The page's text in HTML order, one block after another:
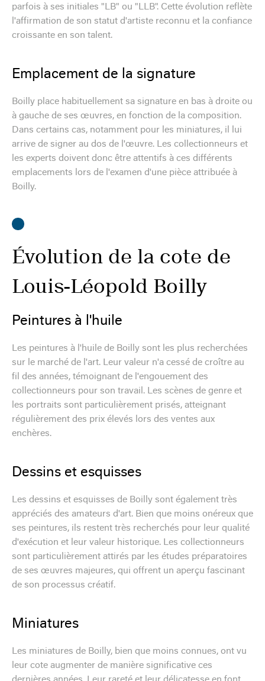
parfois à ses initiales "LB" ou "LLB". Cette évolution reflète
l'affirmation de son statut d'artiste reconnu et la confiance
croissante en son talent.
Emplacement de la signature
Boilly place habituellement sa signature en bas à droite ou
à gauche de ses œuvres, en fonction de la composition.
Dans certains cas, notamment pour les miniatures, il lui
arrive de signer au dos de l'œuvre. Les collectionneurs et
les experts doivent donc être attentifs à ces différents
emplacements lors de l'examen d'une pièce attribuée à
Boilly.
Évolution de la cote de
Louis-Léopold Boilly
Peintures à l'huile
Les peintures à l'huile de Boilly sont les plus recherchées
sur le marché de l'art. Leur valeur n'a cessé de croître au
fil des années, témoignant de l'engouement des
collectionneurs pour son travail. Les scènes de genre et
les portraits sont particulièrement prisés, atteignant
régulièrement des prix élevés lors des ventes aux
enchères.
Dessins et esquisses
Les dessins et esquisses de Boilly sont également très
appréciés des amateurs d'art. Bien que moins onéreux que
ses peintures, ils restent très recherchés pour leur qualité
d'exécution et leur valeur historique. Les collectionneurs
sont particulièrement attirés par les études préparatoires
de ses œuvres majeures, qui offrent un aperçu fascinant
de son processus créatif.
Miniatures
Les miniatures de Boilly, bien que moins connues, ont vu
leur cote augmenter de manière significative ces